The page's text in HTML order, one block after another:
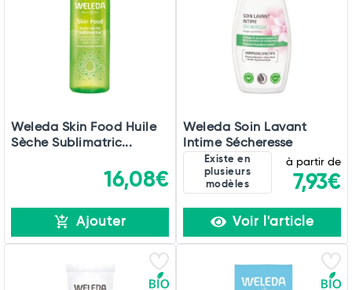
Weleda Skin Food Huile
Sèche Sublimatric...
16,08€
Ajouter
Weleda Soin Lavant
Intime Sécheresse
Existe en
plusieurs
modèles
à partir de
7,93€
Voir l'article